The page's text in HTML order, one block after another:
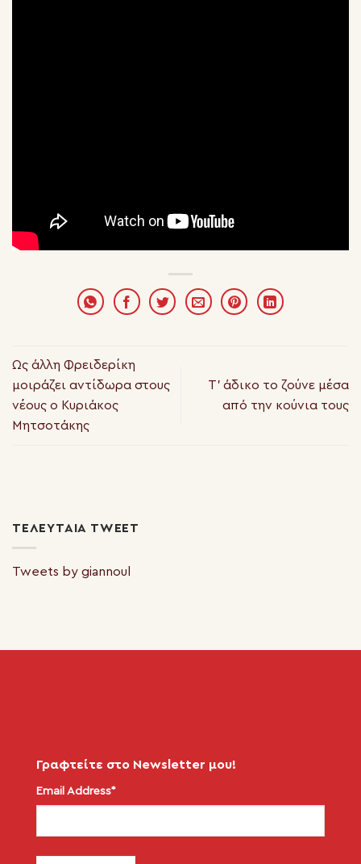
Ως άλλη Φρειδερίκη
μοιράζει αντίδωρα στους
νέους ο Κυριάκος
Μητσοτάκης
Τ’ άδικο το ζούνε μέσα
από την κούνια τους
ΤΕΛΕΥΤΑΊΑ TWEET
Tweets by giannoul
Γραφτείτε στο Newsletter μου!
Email Address*